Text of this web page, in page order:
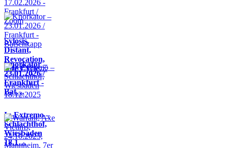
Sylosis,
Distant,
Revocation,
Life Cycle…
Knorkator –
23.01.2026 /
Frankfurt -
Bat…
In Extremo –
Schlachthof,
Wiesbaden
18.1…